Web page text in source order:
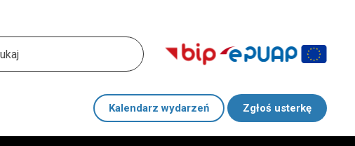
Kalendarz wydarzeń Zgłoś usterkę